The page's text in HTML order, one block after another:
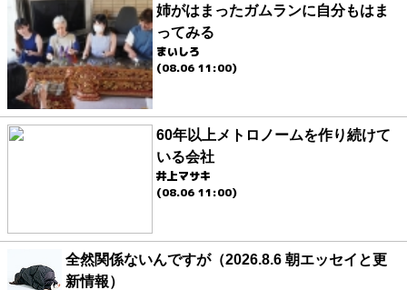
姉がはまったガムランに自分もはま
ってみる
まいしろ
(08.06 11:00)
60年以上メトロノームを作り続けて
いる会社
井上マサキ
(08.06 11:00)
全然関係ないんですが（2026.8.6 朝エッセイと更
新情報）